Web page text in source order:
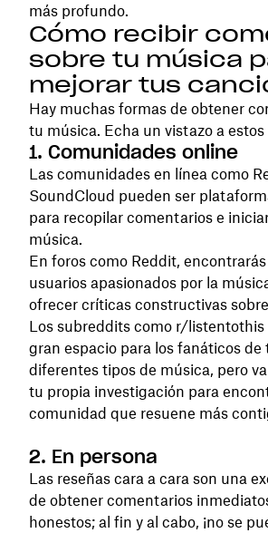
más profundo.
Cómo recibir
sobre tu música
mejorar tus
Hay muchas formas de obtener
tu música. Echa un vistazo a estos
1. Comunidades online
Las comunidades en línea como
SoundCloud pueden ser
para recopilar comentarios e
música.
En foros como Reddit,
usuarios apasionados por la
ofrecer críticas constructivas
Los subreddits como r/listentothis
gran espacio para los fanáticos de
diferentes tipos de música, pero
tu propia investigación para
comunidad que resuene más
2. En persona
Las reseñas cara a cara son una
de obtener comentarios
honestos; al fin y al cabo, ¡no se